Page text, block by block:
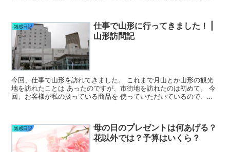
雑感日記
仕事で山形に行ってきました！ |
山形訪問記
今回、仕事で山形を訪れてきました。 これまで月山とか山形の観光
地を訪れたことは あったのですが、市街地を訪れたのは初めて。 今
回、お客様が私の扱っている商品を 使っていただいているので、そ
雑感日記
母の日のプレゼントは何あげる？
花以外では？予算はいくら？